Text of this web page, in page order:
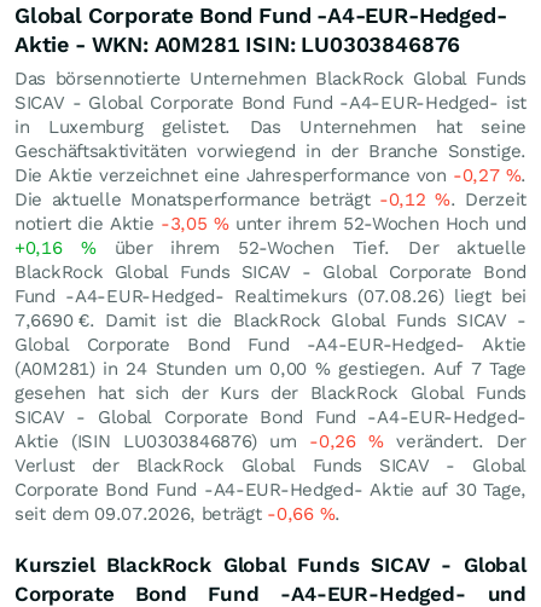
Global Corporate Bond Fund -A4-EUR-Hedged-
Aktie - WKN: A0M281 ISIN: LU0303846876
Das börsennotierte Unternehmen BlackRock Global Funds
SICAV - Global Corporate Bond Fund -A4-EUR-Hedged- ist
in Luxemburg gelistet. Das Unternehmen hat seine
Geschäftsaktivitäten vorwiegend in der Branche Sonstige.
Die Aktie verzeichnet eine Jahresperformance von -0,27 %.
Die aktuelle Monatsperformance beträgt -0,12%. Derzeit
notiert die Aktie -3,05 %unter ihrem 52-Wochen Hoch und
+0,16 %über ihrem 52-Wochen Tief. Der aktuelle
BlackRock Global Funds SICAV - Global Corporate Bond
Fund -A4-EUR-Hedged- Realtimekurs (07.08.26) liegt bei
7,6690 €. Damit ist die BlackRock Global Funds SICAV -
Global Corporate Bond Fund -A4-EUR-Hedged- Aktie
(A0M281) in 24 Stunden um 0,00 %gestiegen. Auf 7 Tage
gesehen hat sich der Kurs der BlackRock Global Funds
SICAV - Global Corporate Bond Fund -A4-EUR-Hedged-
Aktie (ISIN LU0303846876) um -0,26% verändert. Der
Verlust der BlackRock Global Funds SICAV - Global
Corporate Bond Fund -A4-EUR-Hedged- Aktie auf 30 Tage,
seit dem 09.07.2026, beträgt -0,66 %.
Kursziel BlackRock Global Funds SICAV - Global
Corporate Bond Fund -A4-EUR-Hedged- und